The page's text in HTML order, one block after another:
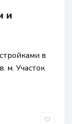
и
в
м. Участок